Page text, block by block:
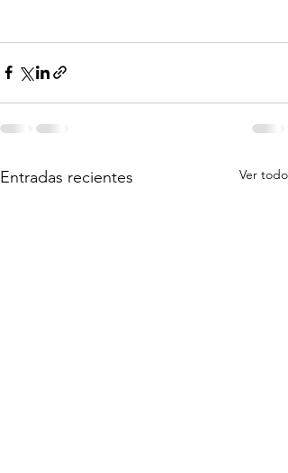
Entradas recientes Ver todo